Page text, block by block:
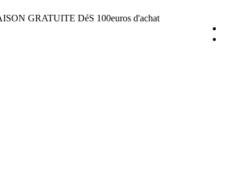
GRATUITE DéS 100euros d'achat